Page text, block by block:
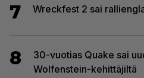
7 Wreckfest 2 sai
8
30-vuotias Quake sai
Wolfenstein-kehittäjiltä